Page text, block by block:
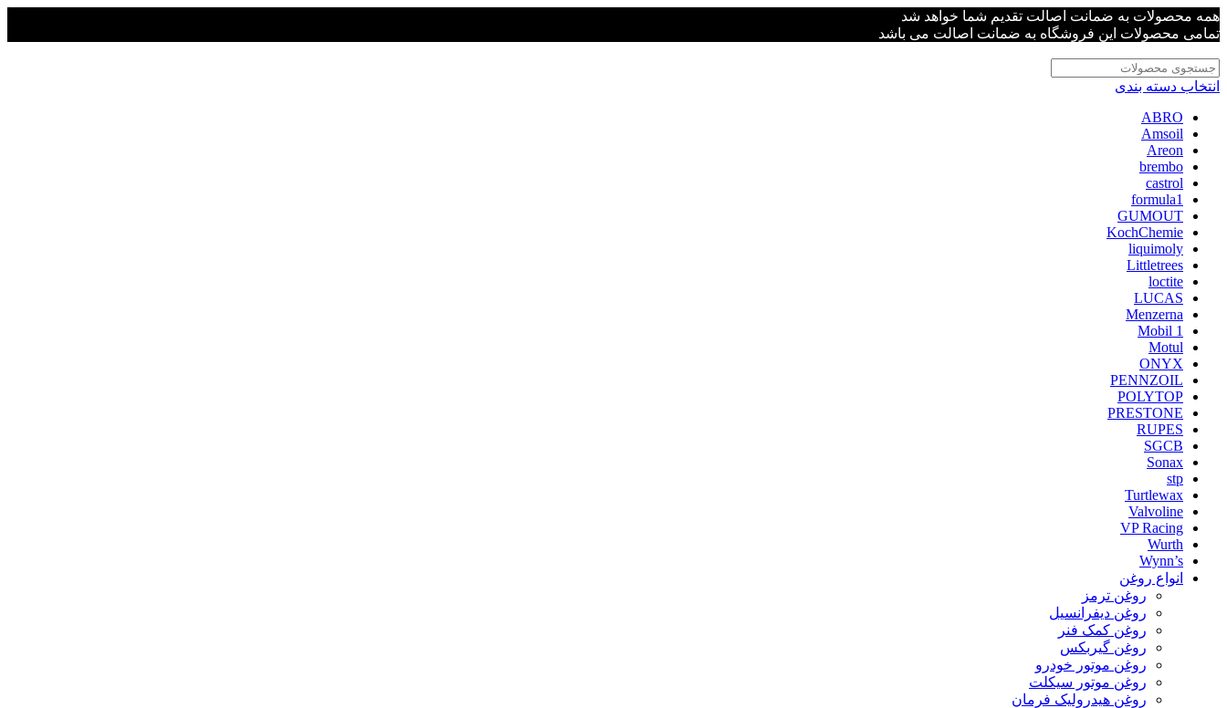
همه محصولات به ضمانت اصالت تقدیم شما خواهد شد
تمامی محصولات این فروشگاه به ضمانت اصالت می باشد
انتخاب دسته بندی
ABRO
Amsoil
Areon
brembo
castrol
formula1
GUMOUT
KochChemie
liquimoly
Littletrees
loctite
LUCAS
Menzerna
Mobil 1
Motul
ONYX
PENNZOIL
POLYTOP
PRESTONE
RUPES
SGCB
Sonax
stp
Turtlewax
Valvoline
VP Racing
Wurth
Wynn’s
انواع روغن
روغن ترمز
روغن دیفرانسیل
روغن کمک فنر
روغن گیربکس
روغن موتور خودرو
روغن موتور سیکلت
روغن هیدرولیک فرمان